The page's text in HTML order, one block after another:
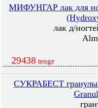
МИФУНГАР лак для
лак д/
29438 tenge
СУКРАБЕСТ гранулы